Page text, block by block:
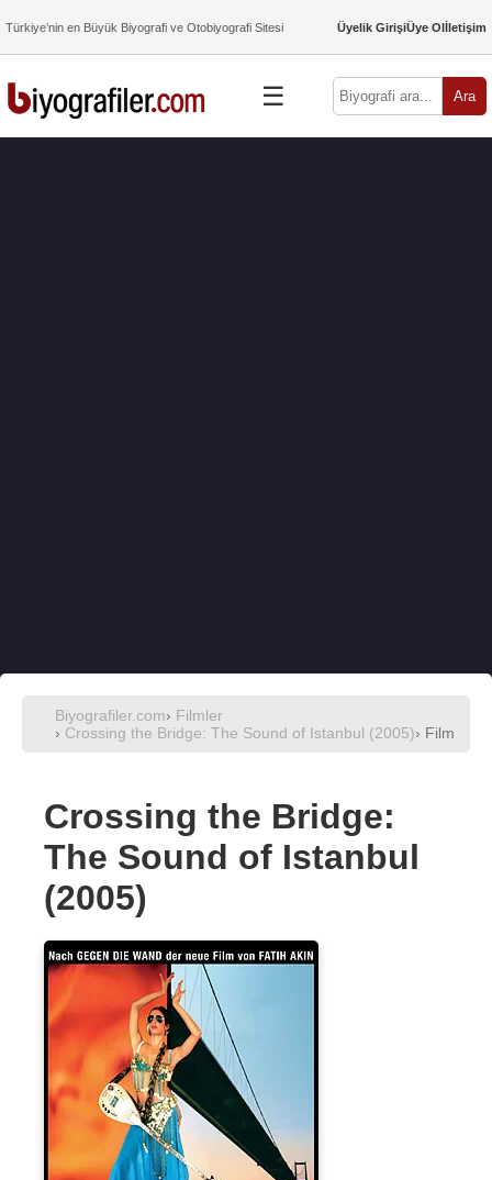
Türkiye’nin en Büyük Biyografi ve Otobiyografi Sitesi Üyelik GirişiÜye Olİletişim
☰ Ara
Biyografiler.com› Filmler
› Crossing the Bridge: The Sound of Istanbul (2005)› Film
Crossing the Bridge:
The Sound of Istanbul
(2005)